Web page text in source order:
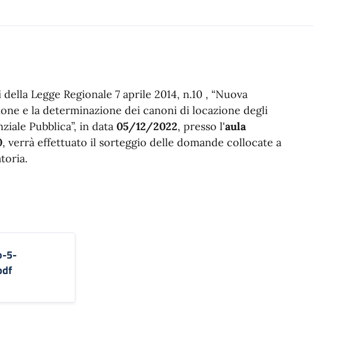
della Legge Regionale 7 aprile 2014, n.10 , “Nuova
e la determinazione dei canoni di locazione degli
Pubblica”, in data 05/12/2022, presso l'aula
, verrà effettuato il sorteggio delle domande collocate a
5-